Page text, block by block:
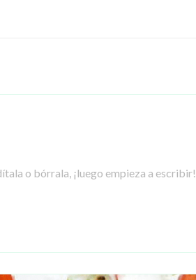
o bórrala, ¡luego empieza a escribir!